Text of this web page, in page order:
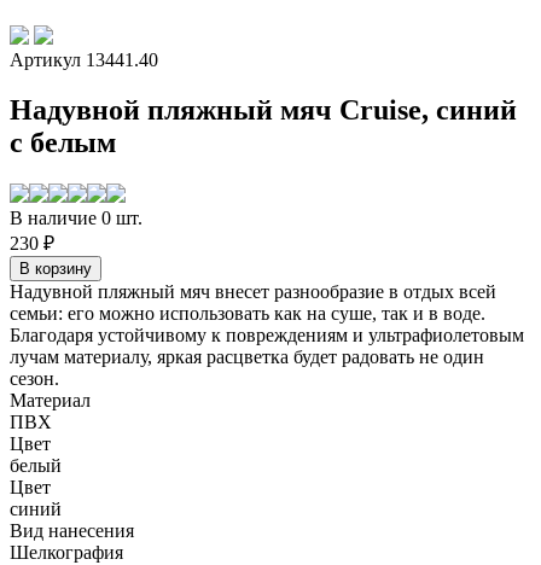
Артикул 13441.40
Надувной пляжный мяч Cruise, синий
с белым
В наличие 0 шт.
230 ₽
Надувной пляжный мяч внесет разнообразие в отдых всей
семьи: его можно использовать как на суше, так и в воде.
Благодаря устойчивому к повреждениям и ультрафиолетовым
лучам материалу, яркая расцветка будет радовать не один
сезон.
Материал
ПВХ
Цвет
белый
Цвет
синий
Вид нанесения
Шелкография